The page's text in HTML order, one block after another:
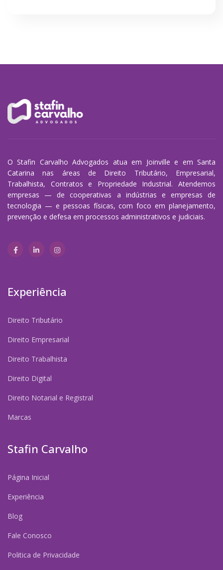
O Stafin Carvalho Advogados atua em Joinville e em Santa
Catarina nas áreas de Direito Tributário, Empresarial,
Trabalhista, Contratos e Propriedade Industrial. Atendemos
empresas — de cooperativas a indústrias e empresas de
tecnologia — e pessoas físicas, com foco em planejamento,
prevenção e defesa em processos administrativos e judiciais.
Experiência
Direito Tributário
Direito Empresarial
Direito Trabalhista
Direito Digital
Direito Notarial e Registral
Marcas
Stafin Carvalho
Página Inicial
Experiência
Blog
Fale Conosco
Politica de Privacidade